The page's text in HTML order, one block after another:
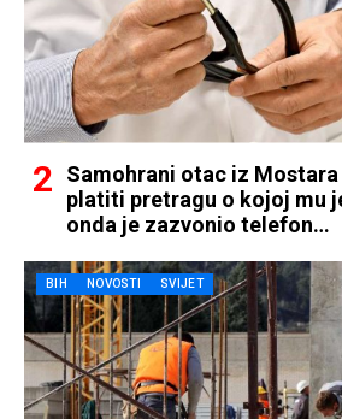
Samohrani otac iz
platiti pretragu o kojoj mu
onda je zazvonio telefon…
BIH NOVOSTI SVIJET